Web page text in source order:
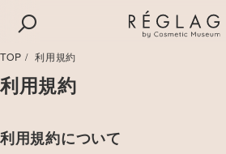
TOP 利用規約
利用規約
利用規約について